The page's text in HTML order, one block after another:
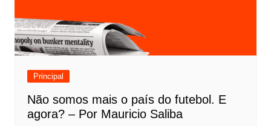
Principal
Não somos mais o país do futebol. E
agora? – Por Mauricio Saliba